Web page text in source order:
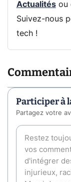
Actualitésou
Suivez-nous
tech !
Participer à
Partagez votre